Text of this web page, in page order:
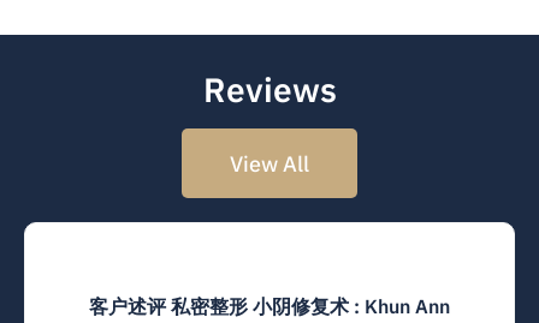
Reviews
View All
客户述评 私密整形 小阴修复术 : Khun Ann